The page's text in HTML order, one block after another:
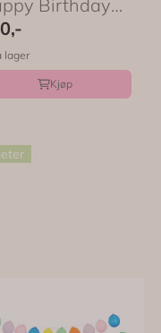
Birthday
-
lager
Kjøp